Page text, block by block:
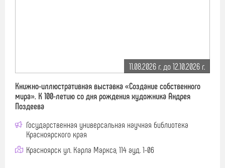
11.08.2026 г. до 12.10.2026 г.
Книжно-иллюстративная выставка «Создание собственного
мира». К 100-летию со дня рождения художника Андрея
Поздеева
Государственная универсальная научная библиотека
Красноярского края
Красноярск ул. Карла Маркса, 114 ауд. 1-06